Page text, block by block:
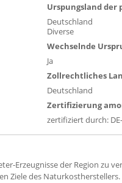
Urspungsland
Deutschland
Diverse
Wechselnde
Ja
Zollrechtliches
Deutschland
Zertifizierung
zertifiziert durch:
Erzeugnisse der Region zu
Ziele des Naturkostherstellers.